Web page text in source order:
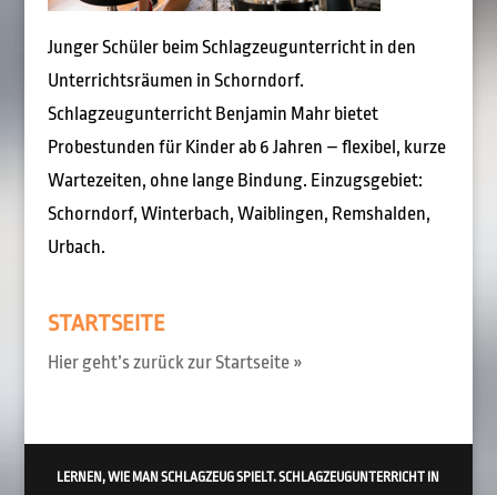
Junger Schüler beim Schlagzeugunterricht in den
Unterrichtsräumen in Schorndorf.
Schlagzeugunterricht Benjamin Mahr bietet
Probestunden für Kinder ab 6 Jahren – flexibel, kurze
Wartezeiten, ohne lange Bindung. Einzugsgebiet:
Schorndorf, Winterbach, Waiblingen, Remshalden,
Urbach.
STARTSEITE
Hier geht’s zurück zur Startseite »
LERNEN, WIE MAN SCHLAGZEUG SPIELT. SCHLAGZEUGUNTERRICHT IN